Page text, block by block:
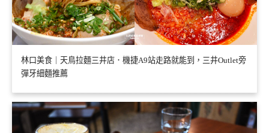
林口美食｜天鳥拉麵三井店．機捷A9站走路就能到，三井Outlet旁
彈牙細麵推薦